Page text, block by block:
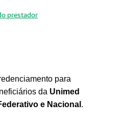
prestador
para
da Unimed
e Nacional .